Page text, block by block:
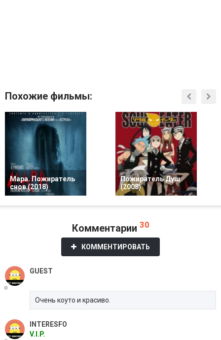
Похожие фильмы:
Мара. Пожиратель
снов (2018)
Пожиратель Душ
(2008)
Комментарии 30
КОММЕНТИРОВАТЬ
GUEST
Очень коуто и красиво.
INTERESFO
V.I.P.